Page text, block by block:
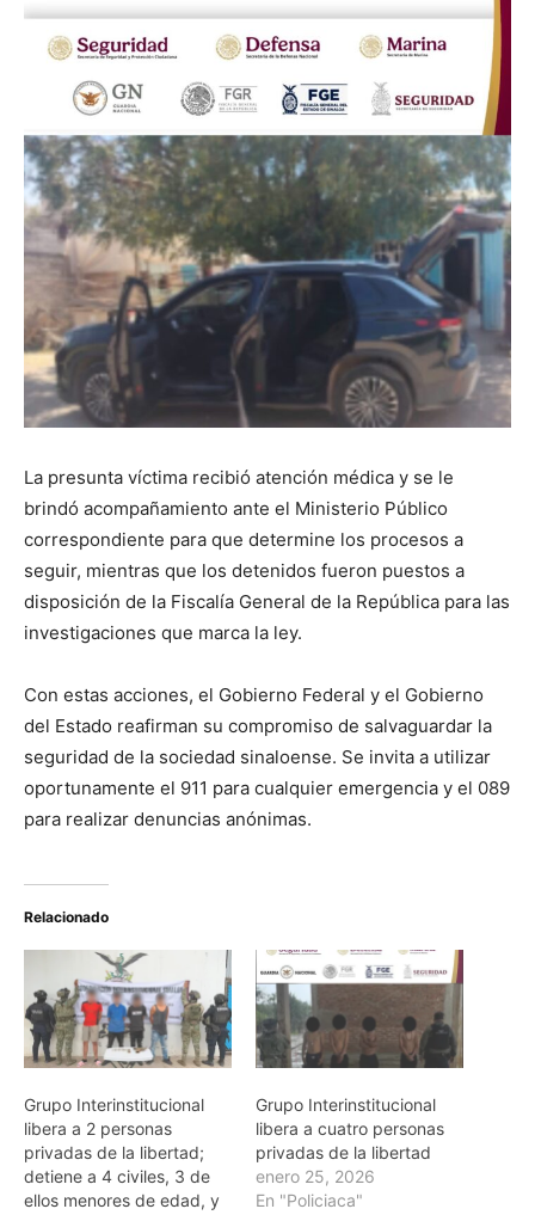
La presunta víctima recibió atención médica y se le
brindó acompañamiento ante el Ministerio Público
correspondiente para que determine los procesos a
seguir, mientras que los detenidos fueron puestos a
disposición de la Fiscalía General de la República para las
investigaciones que marca la ley.
Con estas acciones, el Gobierno Federal y el Gobierno
del Estado reafirman su compromiso de salvaguardar la
seguridad de la sociedad sinaloense. Se invita a utilizar
oportunamente el 911 para cualquier emergencia y el 089
para realizar denuncias anónimas.
Relacionado
Grupo Interinstitucional
libera a 2 personas
privadas de la libertad;
detiene a 4 civiles, 3 de
ellos menores de edad, y
Grupo Interinstitucional
libera a cuatro personas
privadas de la libertad
enero 25, 2026
En "Policiaca"